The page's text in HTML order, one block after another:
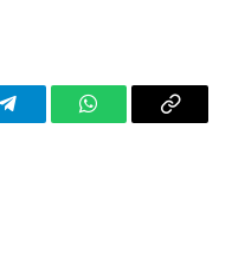
TelegramWhatsAppCopy